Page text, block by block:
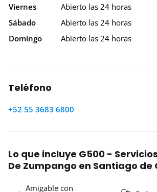
Viernes
Abierto las 24 horas
Sábado
Abierto las 24 horas
Domingo
Abierto las 24 horas
Teléfono
+52 55 3683 6800
Lo que incluye G500 -
De Zumpango en Santiago de
Amigable con